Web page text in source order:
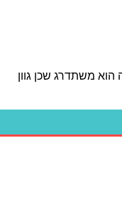
הוא משתדרג שכן גוון